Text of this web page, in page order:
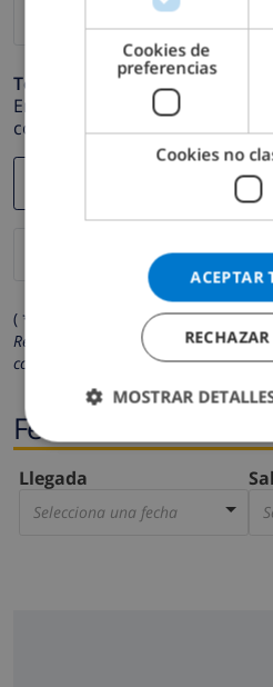
Teléfono *
En caso de que su dirección
correctamente.
( * Los campos marcados con un
Respetamos su privacidad. Sus datos
compartidos con ninguna otra
Fechas
Llegada
Selecciona una fecha
Cookies de
preferencias
Cookies no
ACEPTAR
MOSTRAR